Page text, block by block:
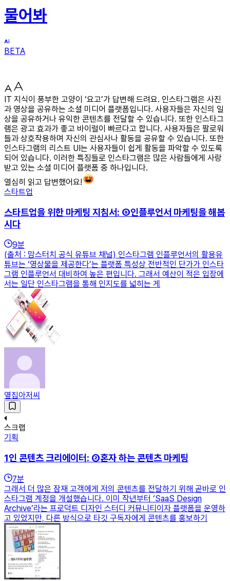
물어봐
BETA
IT 지식이 풍부한 고양이 ‘요고’가 답변해 드려요. 인스타그램은 사진
과 영상을 공유하는 소셜 미디어 플랫폼입니다. 사용자들은 자신의 일
상을 공유하거나 유익한 콘텐츠를 전달할 수 있습니다. 또한 인스타그
램은 광고 효과가 좋고 바이럴이 빠르다고 합니다. 사용자들은 팔로워
들과 상호작용하며 자신의 관심사나 활동을 공유할 수 있습니다. 또한
인스타그램의 리스트 UI는 사용자들이 쉽게 활동을 파악할 수 있도록
되어 있습니다. 이러한 특징들로 인스타그램은 많은 사람들에게 사랑
받고 있는 소셜 미디어 플랫폼 중 하나입니다.
열심히 읽고 답변했어요!
스타트업
스타트업을 위한 마케팅 지침서: ⑥인플루언서 마케팅을 해봅
시다
9분
(출처 : 맘스터치 공식 유튜브 채널) 인스타그램 인플루언서의 활용유
튜브는 ‘영상물을 제공한다’는 플랫폼 특성상 전반적인 단가가 인스타
그램 인플루언서 대비하여 높은 편입니다. 그래서 예산이 적은 입장에
서는 일단 인스타그램을 통해 인지도를 넓히는 게
옆집아저씨
스크랩
기획
1인 콘텐츠 크리에이터: ②혼자 하는 콘텐츠 마케팅
7분
그래서 더 많은 잠재 고객에게 저의 콘텐츠를 전달하기 위해 곧바로 인
스타그램 계정을 개설했습니다. 이미 작년부터 ‘SaaS Design
Archive’라는 프로덕트 디자인 스터디 커뮤니티이자 플랫폼을 운영하
고 있었지만, 다른 방식으로 타깃 구독자에게 콘텐츠를 홍보하기